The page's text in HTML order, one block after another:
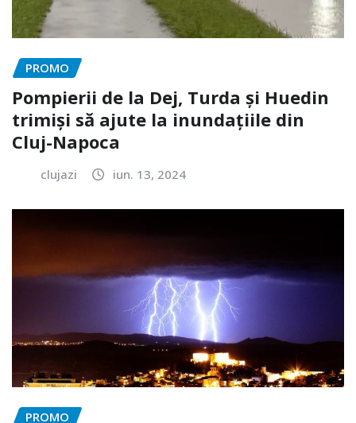
PROMO
Pompierii de la Dej, Turda și Huedin
trimiși să ajute la inundațiile din
Cluj-Napoca
clujazi iun. 13, 2024
PROMO